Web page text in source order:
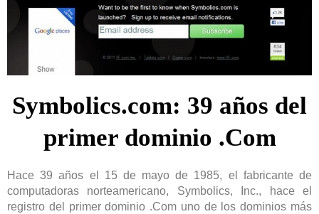
Symbolics.com: 39 años del
primer dominio .Com
Hace 39 años el 15 de mayo de 1985, el fabricante de
computadoras norteamericano, Symbolics, Inc.,
hace el
registro del primerdominio .Com uno de los dominios más